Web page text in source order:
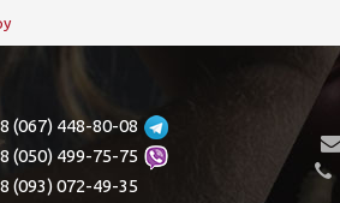
(067) 448-80-08
(050) 499-75-75
(093) 072-49-35